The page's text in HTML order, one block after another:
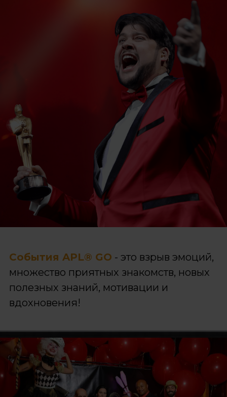
События APL® GO - это взрыв эмоций,
множество приятных знакомств, новых
полезных знаний, мотивации и
вдохновения!